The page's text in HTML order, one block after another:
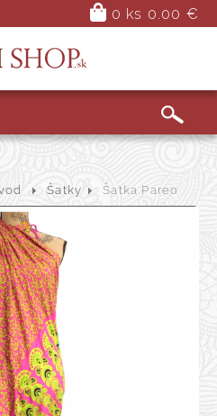
0 ks 0.00 €
Šatky Šatka Pareo